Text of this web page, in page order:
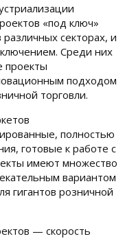
«под ключ»
секторах, и
Среди них
проекты
подходом
торговли.
полностью
готовые к работе с
имеют множество
вариантом
гигантов розничной
— скорость